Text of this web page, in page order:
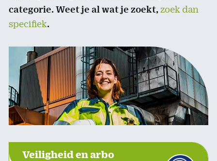
categorie. Weet je al wat je zoekt, zoek dan
specifiek.
Veiligheid en arbo